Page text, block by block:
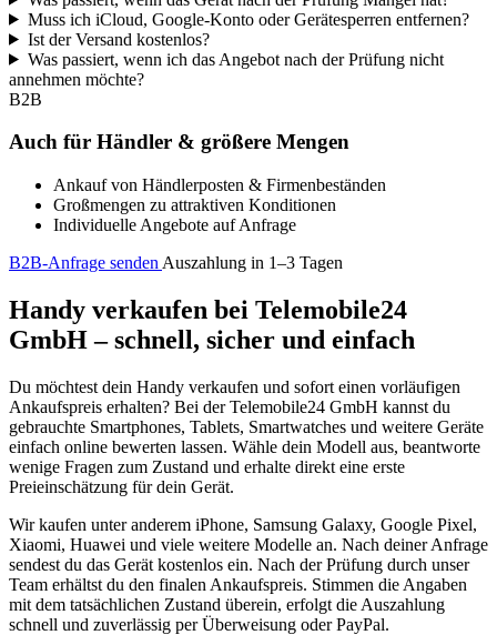
Muss ich iCloud, Google-Konto oder Gerätesperren entfernen?
Ist der Versand kostenlos?
Was passiert, wenn ich das Angebot nach der Prüfung nicht
annehmen möchte?
B2B
Auch für Händler & größere Mengen
Ankauf von Händlerposten & Firmenbeständen
Großmengen zu attraktiven Konditionen
Individuelle Angebote auf Anfrage
B2B-Anfrage senden Auszahlung in 1–3 Tagen
Handy verkaufen bei Telemobile24
GmbH – schnell, sicher und einfach
Du möchtest dein Handy verkaufen und sofort einen vorläufigen
Ankaufspreis erhalten? Bei der Telemobile24 GmbH kannst du
gebrauchte Smartphones, Tablets, Smartwatches und weitere Geräte
einfach online bewerten lassen. Wähle dein Modell aus, beantworte
wenige Fragen zum Zustand und erhalte direkt eine erste
Preieinschätzung für dein Gerät.
Wir kaufen unter anderem iPhone, Samsung Galaxy, Google Pixel,
Xiaomi, Huawei und viele weitere Modelle an. Nach deiner Anfrage
sendest du das Gerät kostenlos ein. Nach der Prüfung durch unser
Team erhältst du den finalen Ankaufspreis. Stimmen die Angaben
mit dem tatsächlichen Zustand überein, erfolgt die Auszahlung
schnell und zuverlässig per Überweisung oder PayPal.